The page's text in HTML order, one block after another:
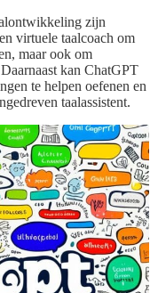
zijn
virtuele taalcoach om
maar ook om
kan ChatGPT
te helpen oefenen en
taalassistent.